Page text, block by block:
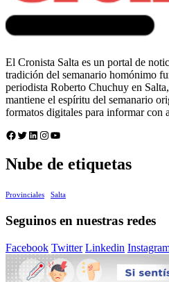
El Cronista Salta es un portal de
tradición del semanario homónimo
periodista Roberto Chuchuy en
mantiene el espíritu del semanario
formatos digitales para informar con
Facebook
Twitter
LinkedIn
Instagram
YouTube
Nube de etiquetas
Provinciales Salta
Seguinos en nuestras redes
Facebook Twitter Linkedin